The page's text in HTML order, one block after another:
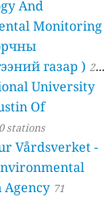
And
Monitoring
газар ) 21
University
Of
0 stations
Vårdsverket -
71